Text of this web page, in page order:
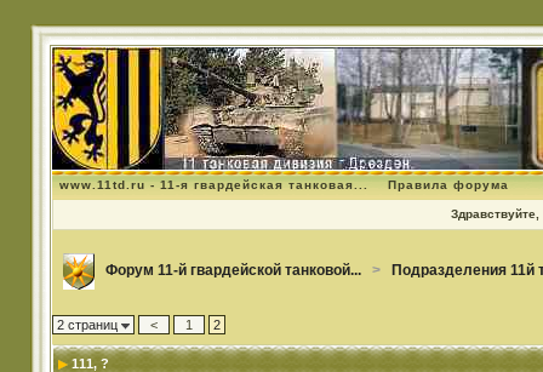
www.11td.ru - 11-я гвардейская танковая... Правила форума
Здравствуйте,
Форум 11-й гвардейской танковой... > Подразделения 11й
2 страниц < 1 2
111, ?